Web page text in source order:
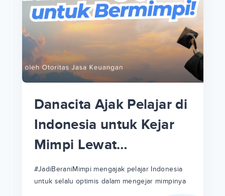
Danacita Ajak Pelajar di
Indonesia untuk Kejar
Mimpi Lewat
#JadiBeraniMimpi
#JadiBeraniMimpi mengajak pelajar Indonesia
untuk selalu optimis dalam mengejar mimpinya